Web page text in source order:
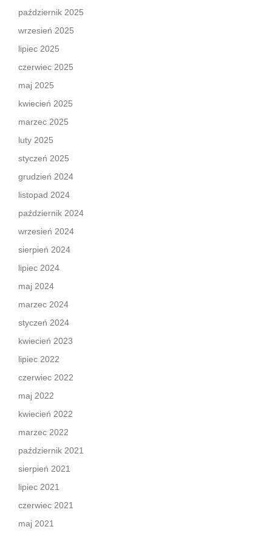
październik 2025
wrzesień 2025
lipiec 2025
czerwiec 2025
maj 2025
kwiecień 2025
marzec 2025
luty 2025
styczeń 2025
grudzień 2024
listopad 2024
październik 2024
wrzesień 2024
sierpień 2024
lipiec 2024
maj 2024
marzec 2024
styczeń 2024
kwiecień 2023
lipiec 2022
czerwiec 2022
maj 2022
kwiecień 2022
marzec 2022
październik 2021
sierpień 2021
lipiec 2021
czerwiec 2021
maj 2021